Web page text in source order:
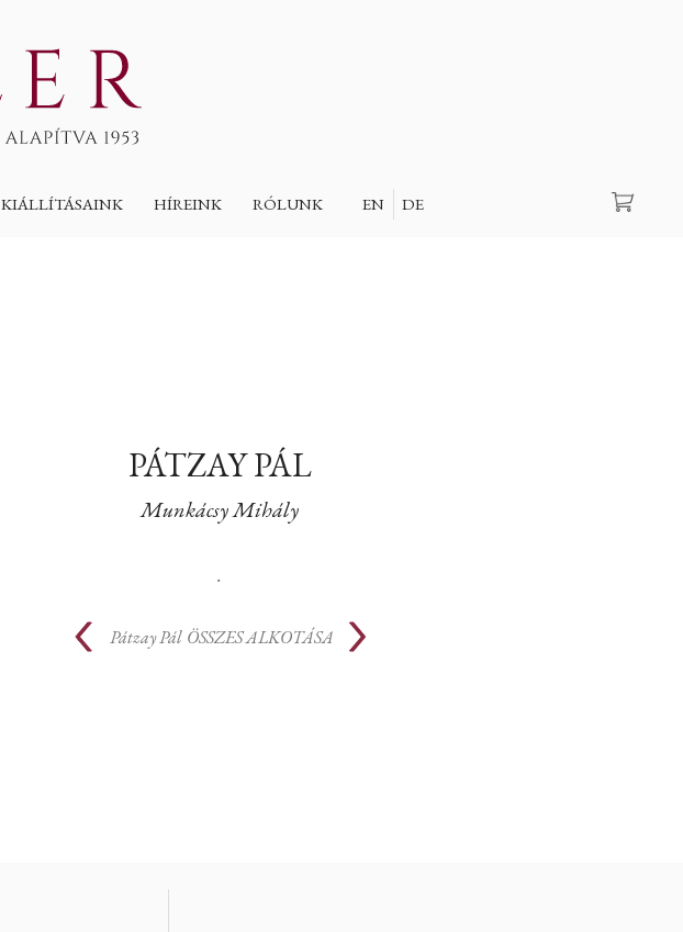
KIÁLLÍTÁSAINK HÍREINK RÓLUNK EN DE
Keresés
PÁTZAY PÁL
Munkácsy Mihály
.
Pátzay Pál ÖSSZES ALKOTÁSA